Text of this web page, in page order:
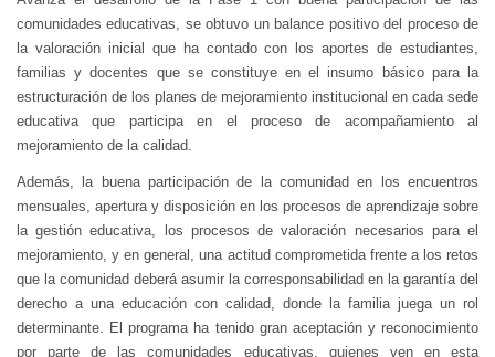
comunidades educativas, se obtuvo un balance positivo del proceso de
la valoración inicial que ha contado con los aportes de estudiantes,
familias y docentes que se constituye en el insumo básico para la
estructuración de los planes de mejoramiento institucional en cada sede
educativa que participa en el proceso de acompañamiento al
mejoramiento de la calidad.
Además, la buena participación de la comunidad en los encuentros
mensuales, apertura y disposición en los procesos de aprendizaje sobre
la gestión educativa, los procesos de valoración necesarios para el
mejoramiento, y en general, una actitud comprometida frente a los retos
que la comunidad deberá asumir la corresponsabilidad en la garantía del
derecho a una educación con calidad, donde la familia juega un rol
determinante. El programa ha tenido gran aceptación y reconocimiento
por parte de las comunidades educativas, quienes ven en esta